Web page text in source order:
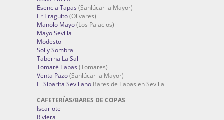
Cervecería La Flor del Tanque
Doña Clara
Doña Emilia
Esencia Tapas
Er Traguito
Manolo Mayo
Mayo Sevilla
Modesto
Sol y Sombra
Taberna La Sal
Venta Pazo(Sanlúcar la Mayor)
El Sibarita Sevillano